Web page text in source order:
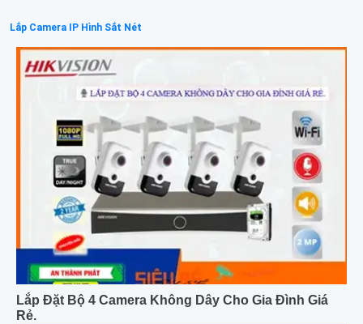
Lắp Camera IP Hình Sắt Nét
Lắp Đặt Bộ 4 Camera Không Dây Cho Gia Đình Giá
Rẻ.